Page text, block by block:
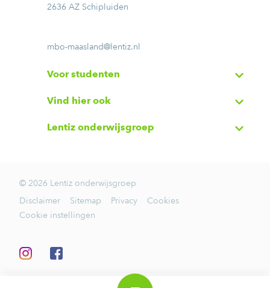
2636 AZ Schipluiden
mbo-maasland@lentiz.nl
Voor studenten
Vind hier ook
Lentiz onderwijsgroep
© 2026 Lentiz onderwijsgroep
Disclaimer
Sitemap Privacy
Cookies
Cookie instellingen